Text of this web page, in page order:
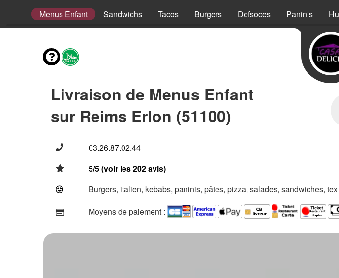
Menus Enfant Sandwichs Tacos Burgers Defsoces Paninis
Livraison de Menus Enfant
sur Reims Erlon (51100)
03.26.87.02.44
5/5 (voir les 202 avis)
Burgers, italien, kebabs, paninis, pâtes, pizza, salades, sandwiches,
Moyens de paiement :